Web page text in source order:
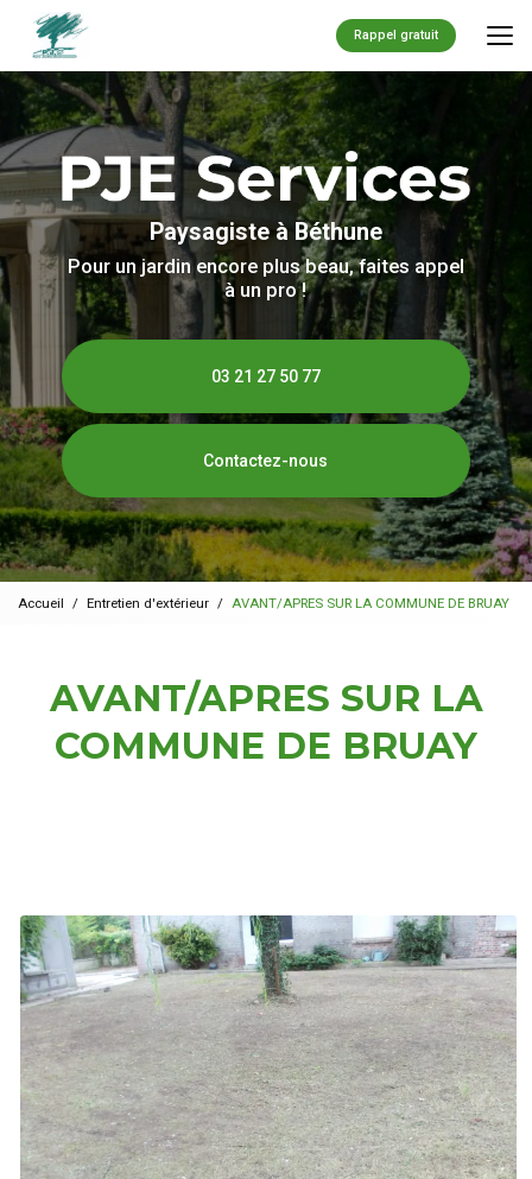
contenu
principal
Rappel gratuit
Paysagiste à Béthune
Pour un jardin encore plus beau, faites appel
à un pro !
03 21 27 50 77
Contactez-nous
Accueil Entretien d'extérieur AVANT/APRES SUR LA COMMUNE DE BRUAY
AVANT/APRES SUR LA
COMMUNE DE BRUAY